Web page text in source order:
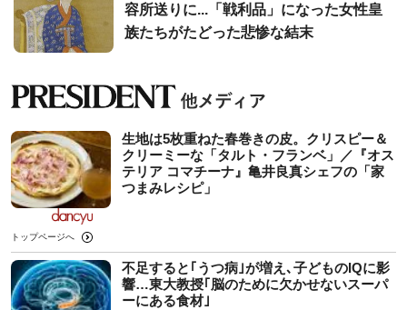
容所送りに...「戦利品」になった女性皇
族たちがたどった悲惨な結末
生地は5枚重ねた春巻きの皮。クリスピー＆
クリーミーな「タルト・フランベ」／『オス
テリア コマチーナ』亀井良真シェフの「家
つまみレシピ」
トップページへ
不足すると｢うつ病｣が増え､子どものIQに影
響…東大教授｢脳のために欠かせないスーパ
ーにある食材｣